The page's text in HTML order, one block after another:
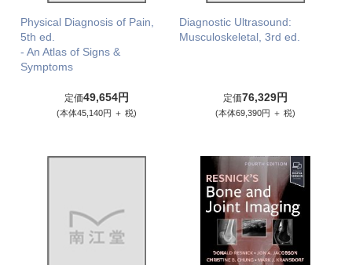
Physical Diagnosis of Pain,
5th ed.
- An Atlas of Signs &
Symptoms
定価49,654円
(本体45,140円 ＋ 税)
Diagnostic Ultrasound:
Musculoskeletal, 3rd ed.
定価76,329円
(本体69,390円 ＋ 税)